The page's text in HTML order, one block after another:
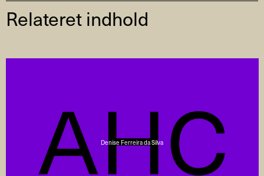
Relateret indhold
Denise Ferreira da Silva